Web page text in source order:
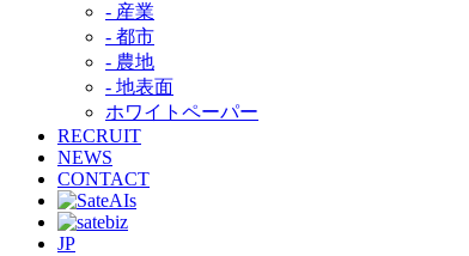
- 産業
- 都市​
- 農地
- 地表面
ホワイトペーパー
RECRUIT
NEWS
CONTACT
JP